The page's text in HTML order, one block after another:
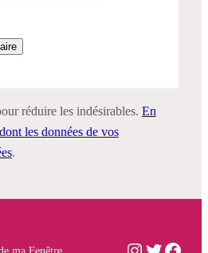
réduire les indésirables. En
les données de vos
.